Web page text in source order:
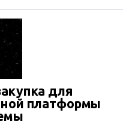
(НОЭП). Годом
Гриневич в интервью
что платформа
украинцам.
для
платформы